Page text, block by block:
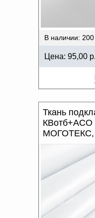
В наличии: 200
Цена: 95,00 р.
Ткань
КВотб+АСО
МОГОТЕКС,